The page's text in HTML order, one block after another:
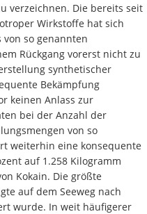
verzeichnen. Die bereits seit
Wirkstoffe hat sich
so genannten
Rückgang vorerst nicht zu
synthetischer
Bekämpfung
keinen Anlass zur
bei der Anzahl der
von so
weiterhin eine konsequente
auf 1.258 Kilogramm
Kokain. Die größte
auf dem Seeweg nach
wurde. In weit häufigerer